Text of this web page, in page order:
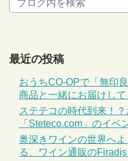
最近の投稿
おうちCO-OPで「無印
商品と一緒にお届けして
ステテコの時代到来！
「Steteco.com」のイベ
奥深きワインの世界へ
る、ワイン通販の